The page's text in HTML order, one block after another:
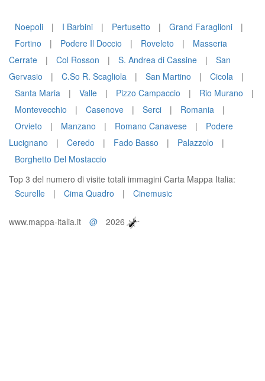
Noepoli | I Barbini | Pertusetto | Grand Faraglioni
|
Fortino
| Podere Il Doccio | Roveleto |
Masseria
Cerrate
| Col Rosson | S. Andrea di Cassine |
San
Gervasio
| C.So R. Scagliola | San Martino | Cicola
|
Santa Maria
| Valle | Pizzo Campaccio | Rio Murano
|
Montevecchio
| Casenove | Serci | Romania
|
Orvieto
| Manzano | Romano Canavese |
Podere
Lucignano
| Ceredo | Fado Basso | Palazzolo
|
Borghetto Del Mostaccio
Top 3 del numero di visite totali immagini Carta Mappa Italia:
Scurelle
| Cima Quadro | Cinemusic
www.mappa-italia.it @ 2026